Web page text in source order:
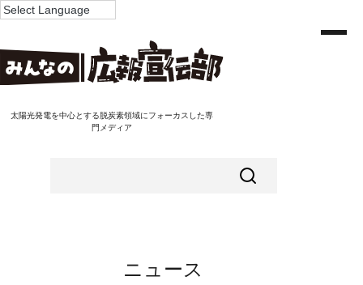
太陽光発電を中心とする脱炭素領域にフォーカスした専
門メディア
ニュース